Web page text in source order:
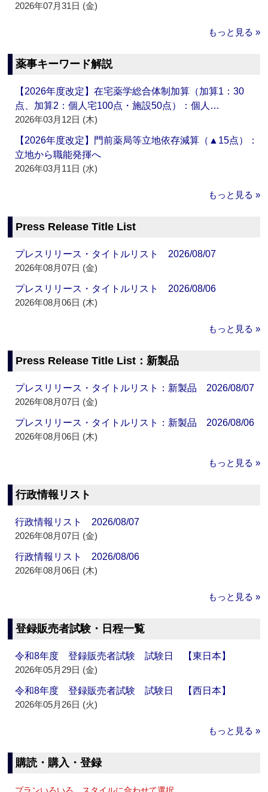
2026年07月31日 (金)
もっと見る »
薬事キーワード解説
【2026年度改定】在宅薬学総合体制加算（加算1：30
点、加算2：個人宅100点・施設50点）：個人…
2026年03月12日 (木)
【2026年度改定】門前薬局等立地依存減算（▲15点）：
立地から職能発揮へ
2026年03月11日 (水)
もっと見る »
Press Release Title List
プレスリリース・タイトルリスト 2026/08/07
2026年08月07日 (金)
プレスリリース・タイトルリスト 2026/08/06
2026年08月06日 (木)
もっと見る »
Press Release Title List：新製品
プレスリリース・タイトルリスト：新製品 2026/08/07
2026年08月07日 (金)
プレスリリース・タイトルリスト：新製品 2026/08/06
2026年08月06日 (木)
もっと見る »
行政情報リスト
行政情報リスト 2026/08/07
2026年08月07日 (金)
行政情報リスト 2026/08/06
2026年08月06日 (木)
もっと見る »
登録販売者試験・日程一覧
令和8年度 登録販売者試験 試験日 【東日本】
2026年05月29日 (金)
令和8年度 登録販売者試験 試験日 【西日本】
2026年05月26日 (火)
もっと見る »
購読・購入・登録